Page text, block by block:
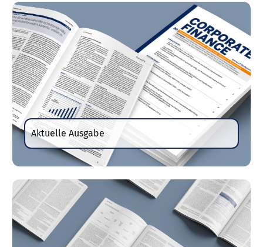
Aktuelle Ausgabe